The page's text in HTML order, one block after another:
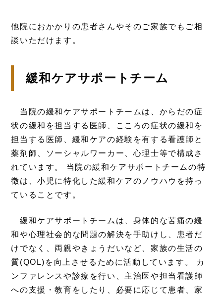
他院におかかりの患者さんやそのご家族でもご相
談いただけます。
緩和ケアサポートチーム
当院の緩和ケアサポートチームは、からだの症
状の緩和を担当する医師、こころの症状の緩和を
担当する医師、緩和ケアの経験を有する看護師と
薬剤師、ソーシャルワーカー、心理士等で構成さ
れています。 当院の緩和ケアサポートチームの特
徴は、小児に特化した緩和ケアのノウハウを持っ
ていることです。
緩和ケアサポートチームは、身体的な苦痛の緩
和や心理社会的な問題の解決を手助けし、患者だ
けでなく、両親やきょうだいなど、家族の生活の
質(QOL)を向上させるために活動しています。 カ
ンファレンスや診療を行い、主治医や担当看護師
への支援・教育をしたり、必要に応じて患者、家